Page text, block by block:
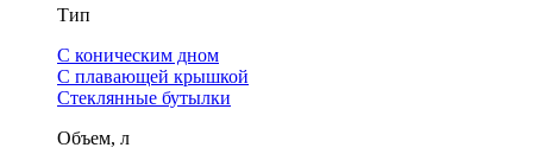
Тип
С коническим дном
С плавающей крышкой
Стеклянные бутылки
Объем, л